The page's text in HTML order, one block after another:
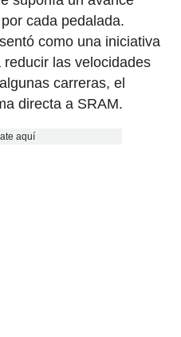
cada pedalada.
como una iniciativa
las velocidades
carreras, el
directa a SRAM.
aquí